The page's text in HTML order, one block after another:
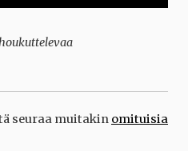
seuraa muitakin omituisia